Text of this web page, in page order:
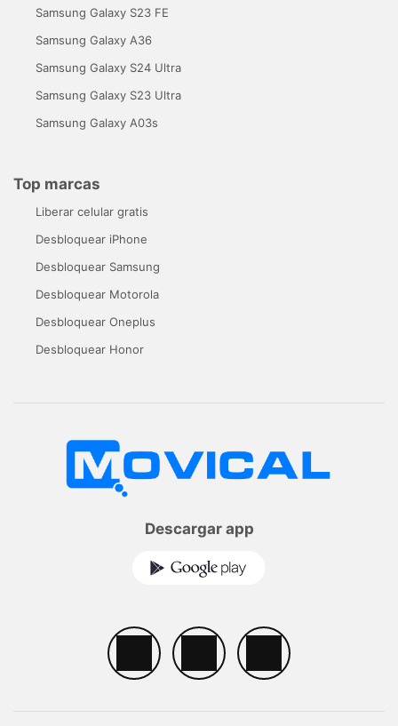
Samsung Galaxy S23 FE
Samsung Galaxy A36
Samsung Galaxy S24 Ultra
Samsung Galaxy S23 Ultra
Samsung Galaxy A03s
Top marcas
Liberar celular gratis
Desbloquear iPhone
Desbloquear Samsung
Desbloquear Motorola
Desbloquear Oneplus
Desbloquear Honor
Descargar app